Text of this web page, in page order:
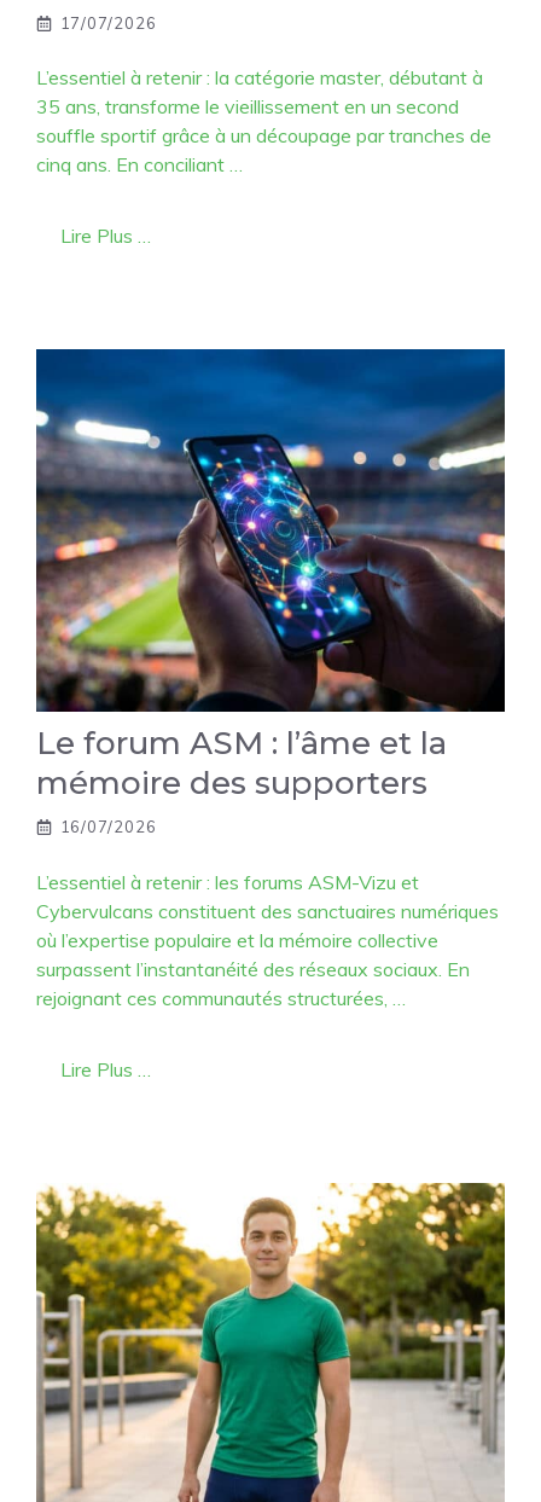
17/07/2026
L’essentiel à retenir : la catégorie master, débutant à
35 ans, transforme le vieillissement en un second
souffle sportif grâce à un découpage par tranches de
cinq ans. En conciliant …
Lire Plus …
Le forum ASM : l’âme et la
mémoire des supporters
16/07/2026
L’essentiel à retenir : les forums ASM-Vizu et
Cybervulcans constituent des sanctuaires numériques
où l’expertise populaire et la mémoire collective
surpassent l’instantanéité des réseaux sociaux. En
rejoignant ces communautés structurées, …
Lire Plus …